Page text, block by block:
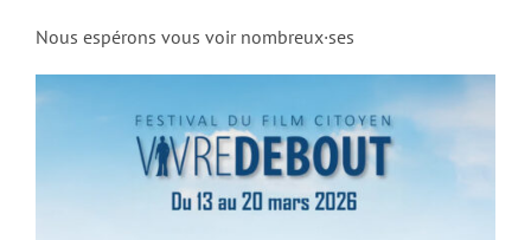
Nous espérons vous voir nombreux·ses